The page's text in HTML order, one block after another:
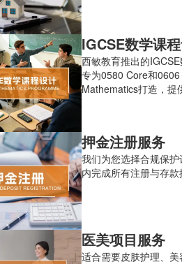
IGCSE数学课
西敏教育推出的
专为0580 Core和
Mathematics打造，提
押金注册服务
我们为您选择合规保
内完成所有注册与存
医美项目服务
适合需要皮肤护理、